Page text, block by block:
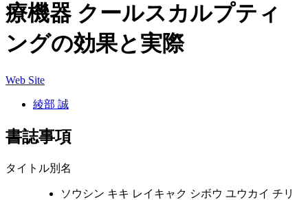
療機器 クールスカルプティ
ングの効果と実際
Web Site
綾部 誠
書誌事項
タイトル別名
ソウシン キキ レイキャク シボウ ユウカイ チリ